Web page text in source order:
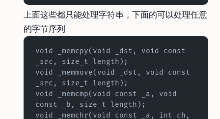
上面这些都只能处理字符串，下面的可以处理任意
的字节序列
void _memcpy(void _dst, void const
_src, size_t length);
void _memmove(void _dst, void const
_src, size_t length);
void _memcmp(void const _a, void
const _b, size_t length);
void _memchr(void const _a, int ch,